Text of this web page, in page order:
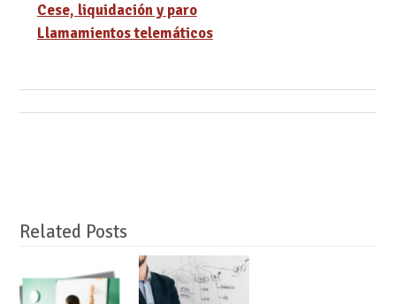
Cese, liquidación y paro
Llamamientos telemáticos
Related Posts